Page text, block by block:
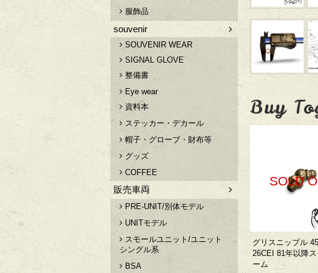
Buy
SOLD
グリスニップル
26CEI 81年以降
ーム
服飾品
souvenir
SOUVENIR WEAR
SIGNAL GLOVE
整備書
Eye wear
資料本
ステッカー・デカール
帽子・グローブ・財布等
グッズ
COFFEE
販売車両
PRE-UNIT/別体モデル
UNITモデル
スモールユニット/ユニット
シングル系
BSA